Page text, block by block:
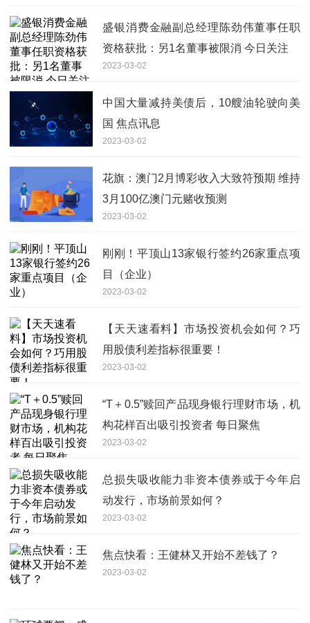
盛银消费金融副总经理陈劲伟董事任职
资格获批：另1名董事被限消 今日关注
2023-03-02
中国大量减持美债后，10艘油轮驶向美
国 焦点讯息
2023-03-02
花旗：澳门2月博彩收入大致符预期 维持
3月100亿澳门元赌收预测
2023-03-02
刚刚！平顶山13家银行签约26家重点项
目（企业）
2023-03-02
【天天速看料】市场投资机会如何？巧
用股债利差指标很重要！
2023-03-02
“T＋0.5”赎回产品现身银行理财市场，机
构花样百出吸引投资者 每日聚焦
2023-03-02
总损失吸收能力非资本债券或于今年启
动发行，市场前景如何？
2023-03-02
焦点快看：王健林又开始不差钱了？
2023-03-02